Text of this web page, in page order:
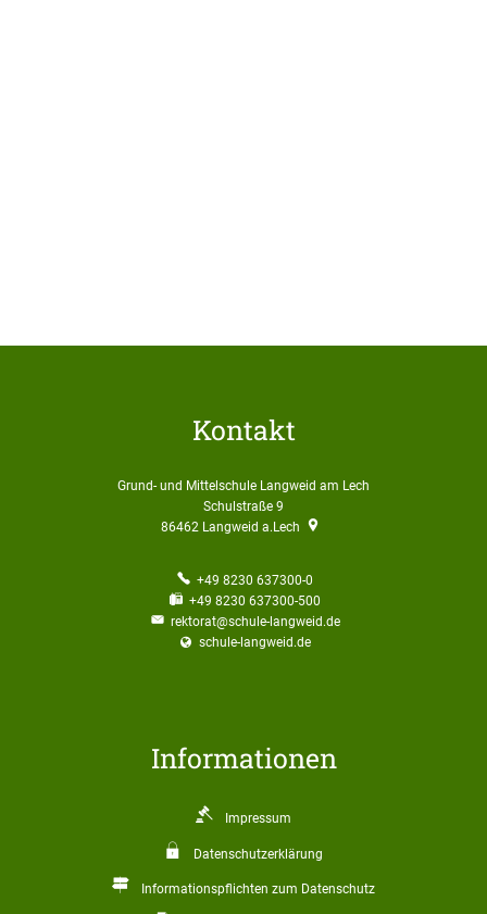
Kontakt
Grund- und Mittelschule Langweid am Lech
Schulstraße 9
86462 Langweid a.Lech
+49 8230 637300-0
+49 8230 637300-500
rektorat@schule-langweid.de
schule-langweid.de
Informationen
Impressum
Datenschutzerklärung
Informationspflichten zum Datenschutz